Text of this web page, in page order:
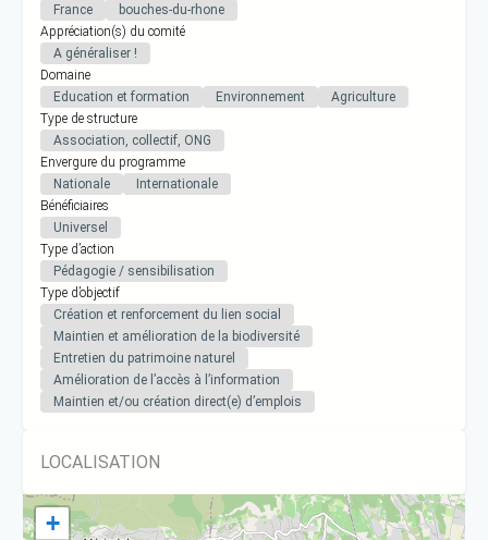
France
bouches-du-rhone
Appréciation(s) du comité
A généraliser !
Domaine
Education et formation
Environnement
Agriculture
Type de structure
Association, collectif, ONG
Envergure du programme
Nationale
Internationale
Bénéficiaires
Universel
Type d’action
Pédagogie / sensibilisation
Type d’objectif
Création et renforcement du lien social
Maintien et amélioration de la biodiversité
Entretien du patrimoine naturel
Amélioration de l’accès à l’information
Maintien et/ou création direct(e) d’emplois
LOCALISATION
+